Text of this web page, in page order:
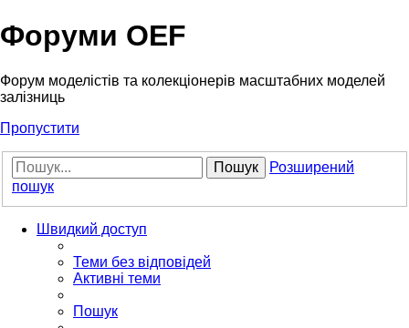
Форуми OEF
Форум моделістів та колекціонерів масштабних моделей
залізниць
Пропустити
Пошук
Розширений
пошук
Швидкий доступ
Теми без відповідей
Активні теми
Пошук